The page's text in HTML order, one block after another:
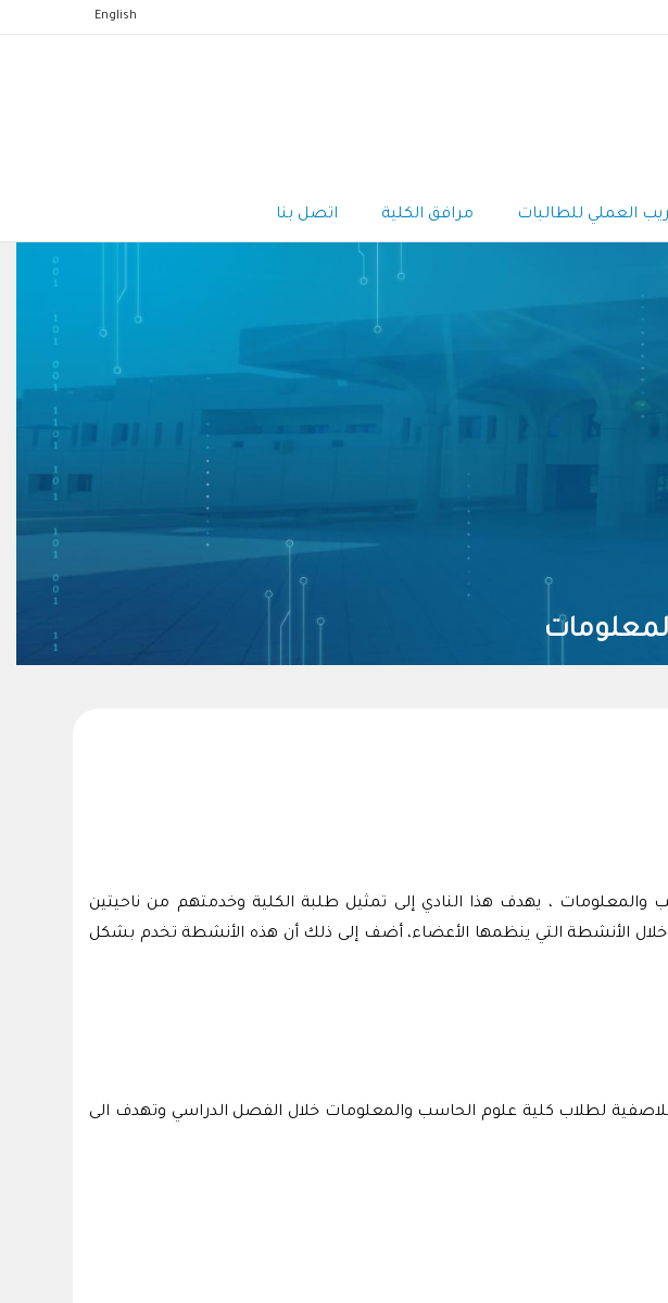
English
العملي للطالبات مرافق الكلية اتصل بنا
، يهدف هذا النادي إلى تمثيل طلبة الكلية وخدمتهم من ناحيتين
من خلال اﻷنشطة التي ينظمها اﻷعضاء، أضف إلى ذلك أن هذه اﻷنشطة تخدم بشكل
لطلاب كلية علوم الحاسب والمعلومات خلال الفصل الدراسي وتهدف الى